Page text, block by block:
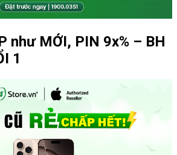
như MỚI, PIN 9x% – BH
1